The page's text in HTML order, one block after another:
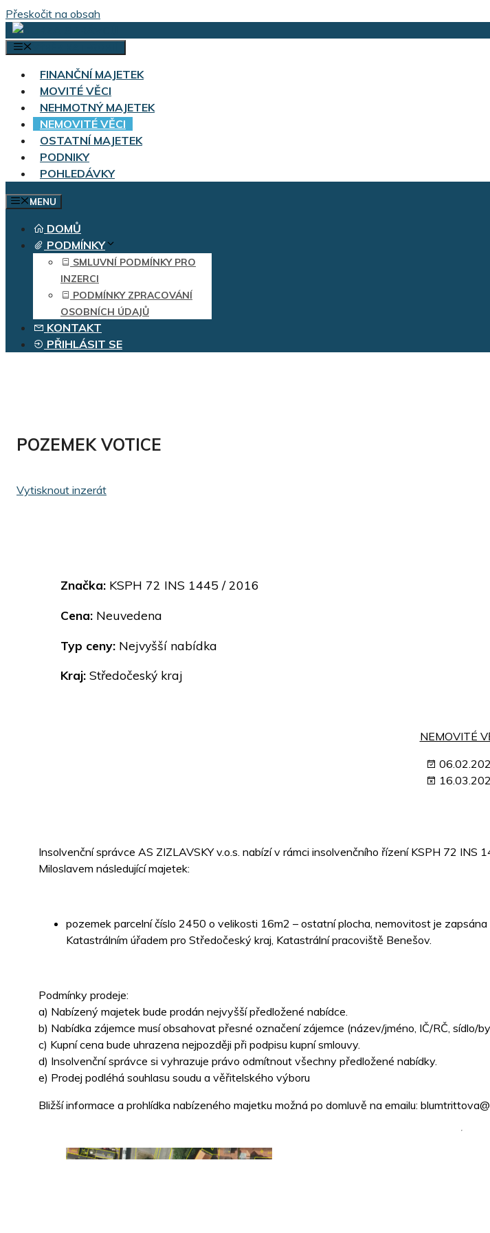
Přeskočit na obsah
FINANČNÍ MAJETEK
MOVITÉ VĚCI
NEHMOTNÝ MAJETEK
NEMOVITÉ VĚCI
OSTATNÍ MAJETEK
PODNIKY
POHLEDÁVKY
MENU
DOMŮ
PODMÍNKY
SMLUVNÍ PODMÍNKY PRO
INZERCI
PODMÍNKY ZPRACOVÁNÍ
OSOBNÍCH ÚDAJŮ
KONTAKT
PŘIHLÁSIT SE
POZEMEK VOTICE
Vytisknout inzerát
Značka: KSPH 72 INS 1445 / 2016
Cena: Neuvedena
Typ ceny: Nejvyšší nabídka
Kraj: Středočeský kraj
NEMOVITÉ
Insolvenční správce AS ZIZLAVSKY v.o.s. nabízí v rámci insolvenčního řízení KSPH 72
Miloslavem následující majetek:
pozemek parcelní číslo 2450 o velikosti 16m2 – ostatní plocha, nemovitost je
Katastrálním úřadem pro Středočeský kraj, Katastrální pracoviště Benešov.
Podmínky prodeje:
a) Nabízený majetek bude prodán nejvyšší předložené nabídce.
b) Nabídka zájemce musí obsahovat přesné označení zájemce (název/jméno, IČ/RČ, sídlo/
c) Kupní cena bude uhrazena nejpozději při podpisu kupní smlouvy.
d) Insolvenční správce si vyhrazuje právo odmítnout všechny předložené nabídky.
e) Prodej podléhá souhlasu soudu a věřitelského výboru
Bližší informace a prohlídka nabízeného majetku možná po domluvě na emailu: